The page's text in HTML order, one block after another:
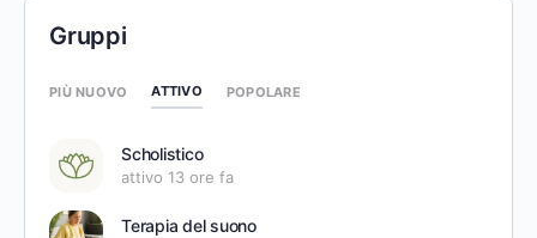
Gruppi
PIÙ NUOVO ATTIVO POPOLARE
Scholistico
attivo 13 ore fa
Terapia del suono